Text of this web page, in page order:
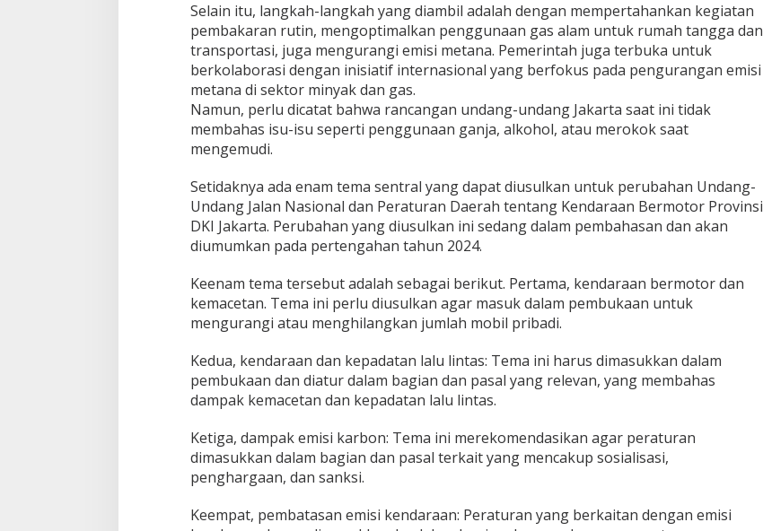
Selain itu, langkah-langkah yang diambil adalah dengan mempertahankan kegiatan
pembakaran rutin, mengoptimalkan penggunaan gas alam untuk rumah tangga dan
transportasi, juga mengurangi emisi metana. Pemerintah juga terbuka untuk
berkolaborasi dengan inisiatif internasional yang berfokus pada pengurangan emisi
metana di sektor minyak dan gas.
Namun, perlu dicatat bahwa rancangan undang-undang Jakarta saat ini tidak
membahas isu-isu seperti penggunaan ganja, alkohol, atau merokok saat
mengemudi.
Setidaknya ada enam tema sentral yang dapat diusulkan untuk perubahan Undang-
Undang Jalan Nasional dan Peraturan Daerah tentang Kendaraan Bermotor Provinsi
DKI Jakarta. Perubahan yang diusulkan ini sedang dalam pembahasan dan akan
diumumkan pada pertengahan tahun 2024.
Keenam tema tersebut adalah sebagai berikut. Pertama, kendaraan bermotor dan
kemacetan. Tema ini perlu diusulkan agar masuk dalam pembukaan untuk
mengurangi atau menghilangkan jumlah mobil pribadi.
Kedua, kendaraan dan kepadatan lalu lintas: Tema ini harus dimasukkan dalam
pembukaan dan diatur dalam bagian dan pasal yang relevan, yang membahas
dampak kemacetan dan kepadatan lalu lintas.
Ketiga, dampak emisi karbon: Tema ini merekomendasikan agar peraturan
dimasukkan dalam bagian dan pasal terkait yang mencakup sosialisasi,
penghargaan, dan sanksi.
Keempat, pembatasan emisi kendaraan: Peraturan yang berkaitan dengan emisi